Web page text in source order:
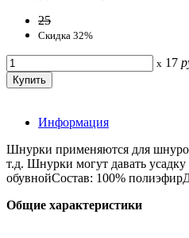
25
Скидка 32%
x 17
Информация
Шнурки применяются для
т.д. Шнурки могут давать
обувнойСостав: 100%
Общие характеристики